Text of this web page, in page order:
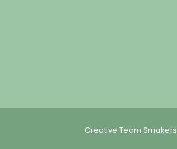
Creative Team Smakers